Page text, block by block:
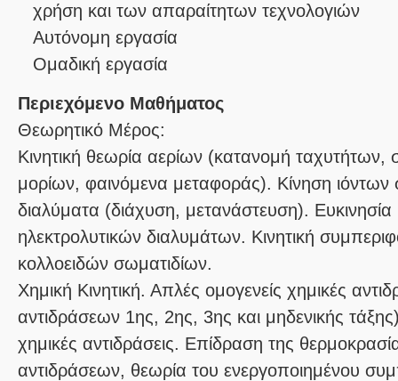
χρήση και των απαραίτητων τεχνολογιών
Αυτόνομη εργασία
Ομαδική εργασία
Περιεχόμενο Μαθήματος
Θεωρητικό Μέρος:
Κινητική θεωρία αερίων (κατανομή ταχυτήτων,
μορίων, φαινόμενα μεταφοράς). Κίνηση ιόντων
διαλύματα (διάχυση, μετανάστευση). Ευκινησία
ηλεκτρολυτικών διαλυμάτων. Κινητική
κολλοειδών σωματιδίων.
Χημική Κινητική. Απλές ομογενείς χημικές
αντιδράσεων 1ης, 2ης, 3ης και μηδενικής
χημικές αντιδράσεις. Επίδραση της
αντιδράσεων, θεωρία του ενεργοποιημένου